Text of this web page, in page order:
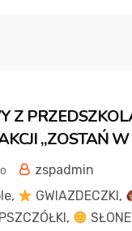
Z
„ZOSTAŃ
zspadmin
, GWIAZDECZKI,
PSZCZÓŁKI,